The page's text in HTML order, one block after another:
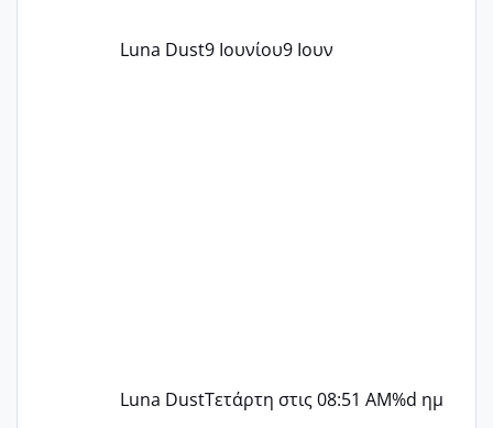
Luna Dust9 Ιουνίου9 Ιουν
Luna DustΤετάρτη στις 08:51 AM%d ημ